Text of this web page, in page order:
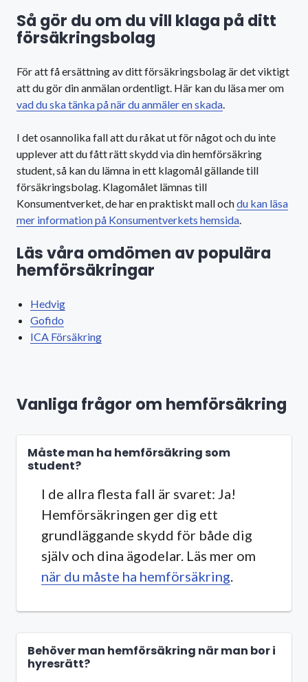
Så gör du om du vill klaga på ditt
försäkringsbolag
För att få ersättning av ditt försäkringsbolag är det viktigt
att du gör din anmälan ordentligt. Här kan du läsa mer om
vad du ska tänka på när du anmäler en skada
I det osannolika fall att du råkat ut för något och du inte
upplever att du fått rätt skydd via din hemförsäkring
student, så kan du lämna in ett klagomål gällande till
försäkringsbolag. Klagomålet lämnas till
Konsumentverket, de har en praktiskt mall ochdu kan läsa
mer information på Konsumentverkets hemsida
Läs våra omdömen av populära
hemförsäkringar
Hedvig
Gofido
ICA Försäkring
Vanliga frågor om hemförsäkring
Måste man ha hemförsäkring som
student?
I de allra flesta fall är svaret: Ja!
Hemförsäkringen ger dig ett
grundläggande skydd för både dig
själv och dina ägodelar. Läs mer om
när du måste ha hemförsäkring
Behöver man hemförsäkring när man bor i
hyresrätt?